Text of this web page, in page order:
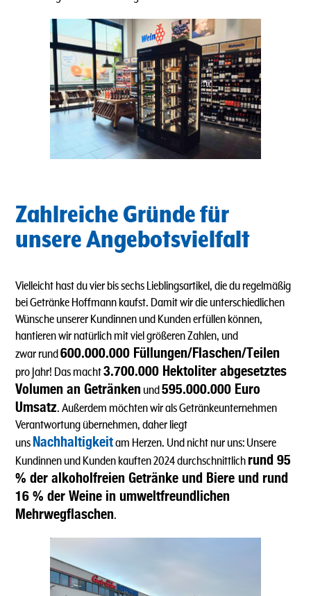
Zahlreiche Gründe für
unsere Angebotsvielfalt
Vielleicht hast du vier bis sechs Lieblingsartikel, die du regelmäßig
bei Getränke Hoffmann kaufst. Damit wir die unterschiedlichen
Wünsche unserer Kundinnen und Kunden erfüllen können,
hantieren wir natürlich mit viel größeren Zahlen, und
zwar rund600.000.000 Füllungen/Flaschen/Teilen
pro Jahr! Das macht3.700.000 Hektoliter abgesetztes
Volumen an Getränken und595.000.000 Euro
Umsatz. Außerdem möchten wir als Getränkeunternehmen
Verantwortung übernehmen, daher liegt
uns Nachhaltigkeitam Herzen. Und nicht nur uns: Unsere
Kundinnen und Kunden kauften 2024 durchschnittlich rund 95
% der alkoholfreien Getränke und Biere und rund
16 % der Weine in umweltfreundlichen
Mehrwegflaschen.